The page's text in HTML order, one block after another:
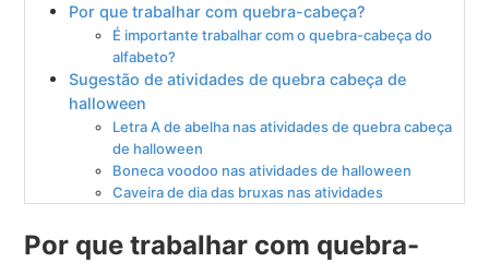
Por que trabalhar com quebra-cabeça?
É importante trabalhar com o quebra-cabeça do
alfabeto?
Sugestão de atividades de quebra cabeça de
halloween
Letra A de abelha nas atividades de quebra cabeça
de halloween
Boneca voodoo nas atividades de halloween
Caveira de dia das bruxas nas atividades
Por que trabalhar com quebra-